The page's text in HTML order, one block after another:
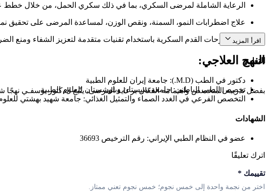
الرعاية الشاملة لمرضى السكري، بما في ذلك سكري الحمل، من خلال
علاج اضطرابات النمو، السمنة، ونقص الوزن، لمساعدة المرضى على تحقيق
علاج تقرحات القدم السكرية باستخدام تقنيات متقدمة لتعزيز الشفاء ومنع
النهج العلاجي:
بفضل تدريبه المتخصص واهتمامه الفعّال برعاية المرضى، يتّبع الدكتور يوسفـي
اقرأ المزيد
التعليم
دكتور في الطب (M.D.): جامعة إيران للعلوم الطبية
تخصص الطب الباطني: جامعة سيستان وبلوشستان للعلوم الطبية
التخصص الفرعي في الغدد الصماء والتمثيل الغذائي: جامعة شهيد بهشتي
الشهادات
عضو في النظام الطبي الإيراني: رقم الترخيص 36693
اترك تعليقًا
تقييمك *
اختر من نجمة واحدة إلى خمس نجوم؛ خمس نجوم تعني ممتاز.